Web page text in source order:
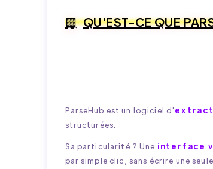
QU'EST-CE QUE
ParseHub est un logiciel d'
structurées.
Sa particularité ? Une interface
par simple clic, sans écrire une